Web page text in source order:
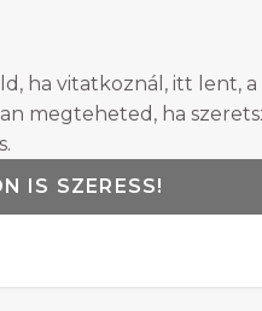
ha vitatkoznál, itt lent, a
megteheted, ha
IS SZERESS!